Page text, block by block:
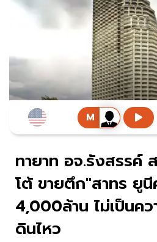
ทายาท อจ.รังสรรค์
โต้ ขายตึก"สาทร ยูนี
4,000ล้าน ไม่เป็นค
ดินไหว